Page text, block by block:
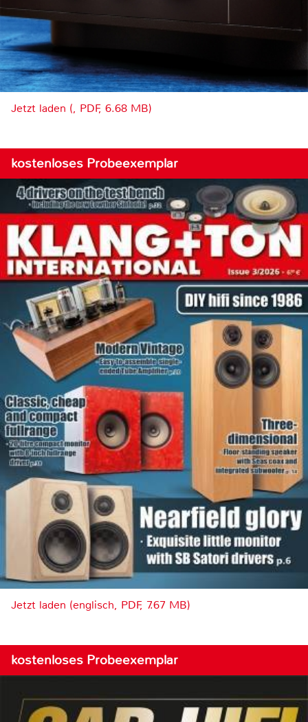
Jetzt laden (, PDF, 6.68 MB)
kostenloses Probeexemplar
Jetzt laden (englisch, PDF, 7.67 MB)
kostenloses Probeexemplar